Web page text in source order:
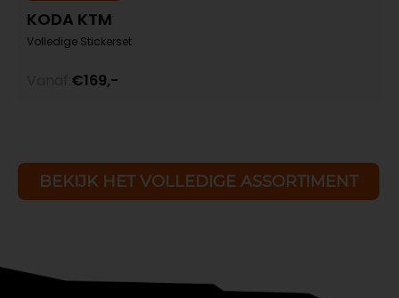
KODA KTM
Volledige Stickerset
€169,-
BEKIJK HET VOLLEDIGE ASSORTIMENT